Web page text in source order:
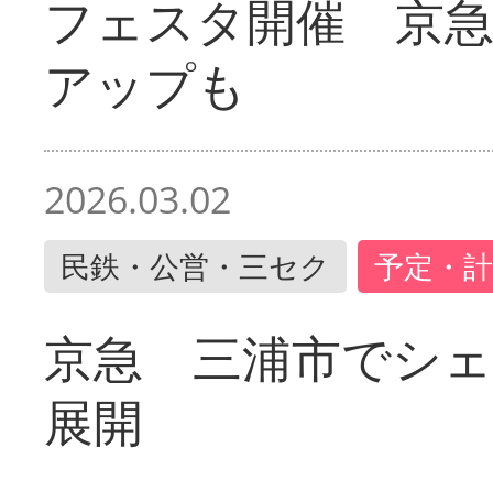
フェスタ開催 京
アップも
2026.03.02
民鉄・公営・三セク 予定・
京急 三浦市でシ
展開